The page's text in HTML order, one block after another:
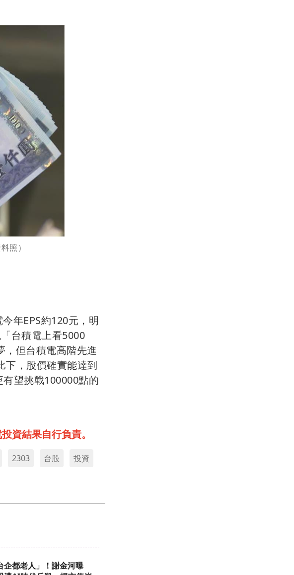
照）
年EPS約120元，明
台積電上看5000
，但台積電高階先進
下，股價確實能達到
望挑戰100000點的
資結果自行負責。
2303 台股 投資
企都老人」！謝金河曝